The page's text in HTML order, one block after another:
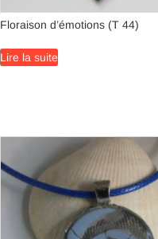
Floraison d’émotions (T 44)
Lire la suite